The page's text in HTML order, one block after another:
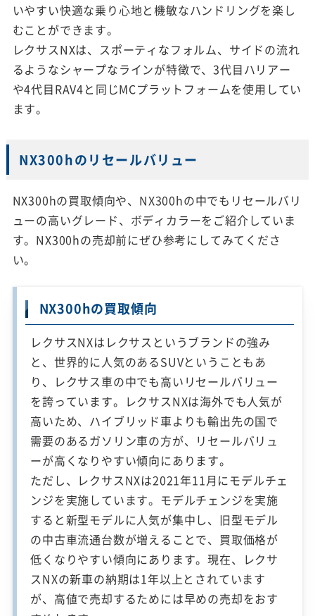
いやすい快適な乗り心地と機敏なハンドリングを楽し
むことができます。
レクサスNXは、スポーティなフォルム、サイドの流れ
るようなシャープなラインが特徴で、3代目ハリアー
や4代目RAV4と同じMCプラットフォームを使用してい
ます。
NX300hのリセールバリュー
NX300hの買取傾向や、NX300hの中でもリセールバリ
ューの高いグレード、ボディカラーをご紹介していま
す。NX300hの売却前にぜひ参考にしてみてくださ
い。
NX300hの買取傾向
レクサスNXはレクサスというブランドの強み
と、世界的に人気のあるSUVということもあ
り、レクサス車の中でも高いリセールバリュー
を誇っています。レクサスNXは海外でも人気が
高いため、ハイブリッド車よりも輸出先の国で
需要のあるガソリン車の方が、リセールバリュ
ーが高くなりやすい傾向にあります。
ただし、レクサスNXは2021年11月にモデルチェ
ンジを実施しています。モデルチェンジを実施
すると新型モデルに人気が集中し、旧型モデル
の中古車流通台数が増えることで、買取価格が
低くなりやすい傾向にあります。現在、レクサ
スNXの新車の納期は1年以上とされています
が、高値で売却するためには早めの売却をおす